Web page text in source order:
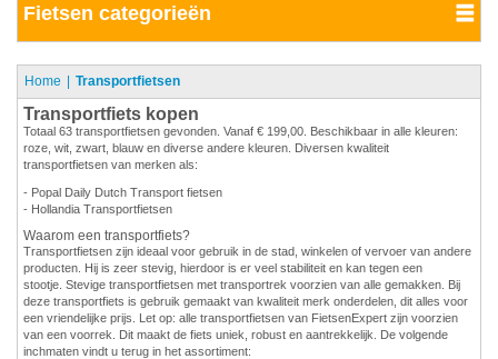
Fietsen categorieën
Home Transportfietsen
Transportfiets kopen
Totaal 63 transportfietsen gevonden. Vanaf € 199,00. Beschikbaar in alle kleuren:
roze, wit, zwart, blauw en diverse andere kleuren. Diversen kwaliteit
transportfietsen van merken als:
- Popal Daily Dutch Transport fietsen
- Hollandia Transportfietsen
Waarom een transportfiets?
Transportfietsen zijn ideaal voor gebruik in de stad, winkelen of vervoer van andere
producten. Hij is zeer stevig, hierdoor is er veel stabiliteit en kan tegen een
stootje. Stevige transportfietsen met transportrek voorzien van alle gemakken. Bij
deze transportfiets is gebruik gemaakt van kwaliteit merk onderdelen, dit alles voor
een vriendelijke prijs. Let op: alle transportfietsen van FietsenExpert zijn voorzien
van een voorrek. Dit maakt de fiets uniek, robust en aantrekkelijk. De volgende
inchmaten vindt u terug in het assortiment: